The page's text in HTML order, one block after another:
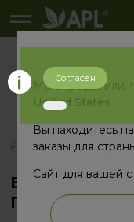
2026 год
назад
Быстрый и
Президента
Мы определили,
United States
Вы находитесь
заказы для
Сайт для вашей
Согласен